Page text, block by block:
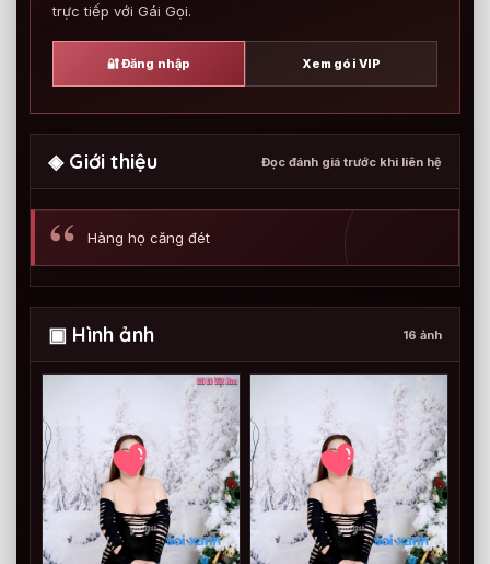
trực tiếp với Gái Gọi.
🔐 Đăng nhập Xem gói VIP
◈ Giới thiệu Đọc đánh giá trước khi liên hệ
Hàng họ căng đét
▣ Hình ảnh 16 ảnh